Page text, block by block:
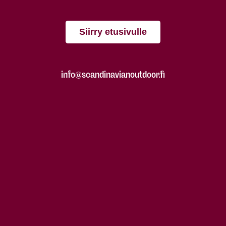
Siirry etusivulle
info@scandinavianoutdoor.fi